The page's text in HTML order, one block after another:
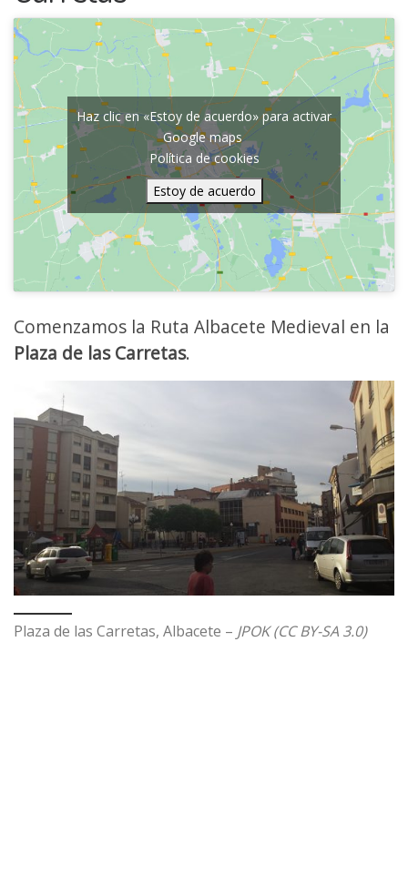
Haz clic en «Estoy de acuerdo» para activar
Google maps
Política de cookies
Estoy de acuerdo
Comenzamos la Ruta Albacete Medieval en la
Plaza de las Carretas.
Plaza de las Carretas, Albacete – JPOK (CC BY-SA 3.0)